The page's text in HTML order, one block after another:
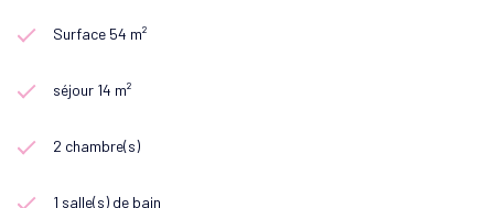
Surface 54 m²
séjour 14 m²
2 chambre(s)
1 salle(s) de bain